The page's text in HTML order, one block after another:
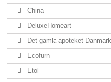
China
DeluxeHomeart
Det gamla apoteket Danmark
Ecofurn
Etol